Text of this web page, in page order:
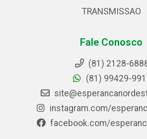
TRANSMISSAO
Fale Conosco
(81) 2128-
(81) 99429-
instagram.com/
facebook.com/